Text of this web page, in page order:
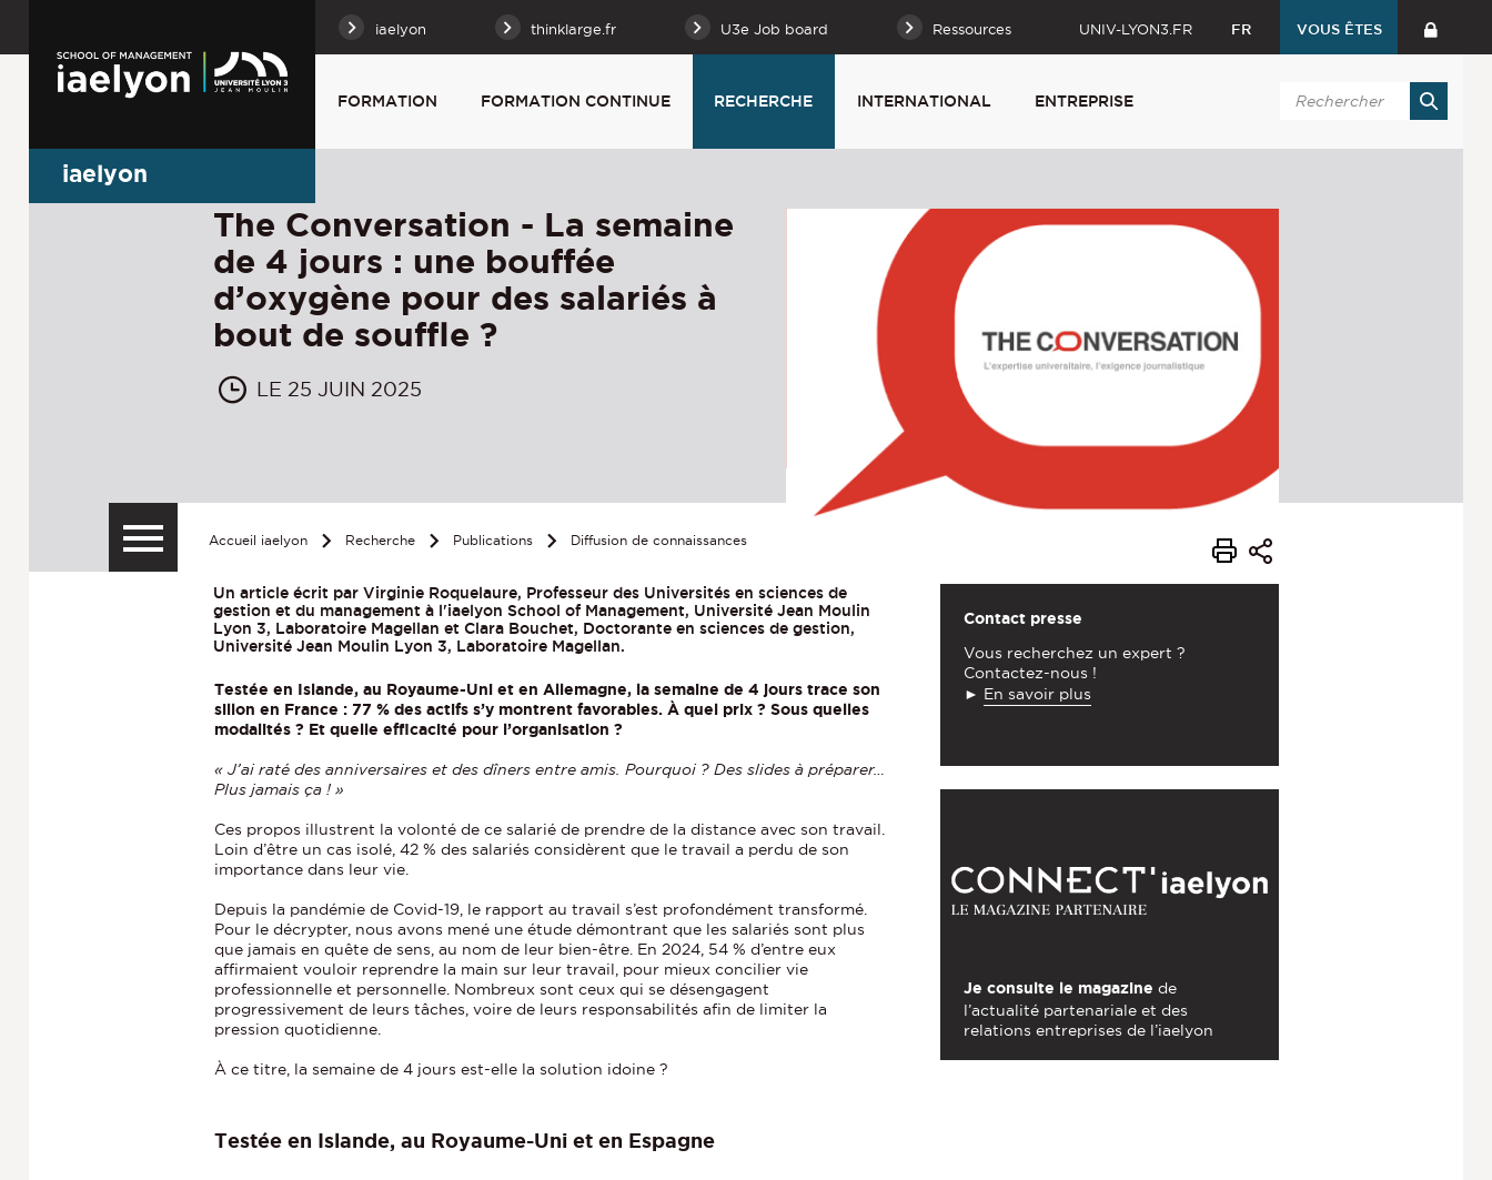
iaelyon thinklarge.fr U3e Job board Ressources UNIV-LYON3.FR FR VOUS ÊTES
FORMATION FORMATION CONTINUE RECHERCHE INTERNATIONAL ENTREPRISE
iaelyon
The Conversation - La semaine
de 4 jours : une bouffée
d’oxygène pour des salariés à
bout de souffle ?
LE 25 JUIN 2025
Accueil iaelyon Recherche Publications Diffusion de connaissances
Un article écrit par Virginie Roquelaure, Professeur des Universités en sciences de
gestion et du management à l'iaelyon School of Management, Université Jean Moulin
Lyon 3, Laboratoire Magellan et Clara Bouchet, Doctorante en sciences de gestion,
Université Jean Moulin Lyon 3, Laboratoire Magellan.
Testée en Islande, au Royaume-Uni et en Allemagne, la semaine de 4 jours trace son
sillon en France : 77 % des actifs s’y montrent favorables. À quel prix ? Sous quelles
modalités ? Et quelle efficacité pour l’organisation ?
« J’ai raté des anniversaires et des dîners entre amis. Pourquoi ? Des slides à préparer…
Plus jamais ça ! »
Ces propos illustrent la volonté de ce salarié de prendre de la distance avec son travail.
Loin d’être un cas isolé, 42 % des salariés considèrent que le travail a perdu de son
importance dans leur vie.
Depuis la pandémie de Covid-19, le rapport au travail s’est profondément transformé.
Pour le décrypter, nous avons mené une étude démontrant que les salariés sont plus
que jamais en quête de sens, au nom de leur bien-être. En 2024, 54 % d’entre eux
affirmaient vouloir reprendre la main sur leur travail, pour mieux concilier vie
professionnelle et personnelle. Nombreux sont ceux qui se désengagent
progressivement de leurs tâches, voire de leurs responsabilités afin de limiter la
pression quotidienne.
À ce titre, la semaine de 4 jours est-elle la solution idoine ?
Testée en Islande, au Royaume-Uni et en Espagne
Contact presse
Vous recherchez un expert ?
Contactez-nous !
► En savoir plus
Je consulte le magazine de
l’actualité partenariale et des
relations entreprises de l’iaelyon